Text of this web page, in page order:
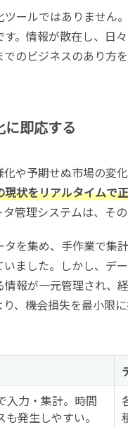
ールではありません。
す。情報が散在し、日
のビジネスのあり方
に即応する
や予期せぬ市場の変
現状をリアルタイムで
管理システムは、そ
を集め、手作業で集
ました。しかし、デ
報が一元管理され、
、機会損失を最小限
入力・集計。時間
発生しやすい。